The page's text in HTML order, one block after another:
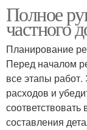
Полное
частного
Планирование
Перед началом
все этапы
расходов и
составления